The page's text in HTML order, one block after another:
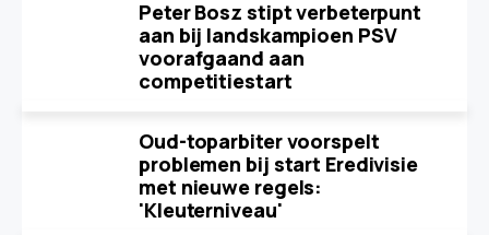
Peter Bosz stipt verbeterpunt
aan bij landskampioen PSV
voorafgaand aan
competitiestart
Oud-toparbiter voorspelt
problemen bij start Eredivisie
met nieuwe regels:
'Kleuterniveau'